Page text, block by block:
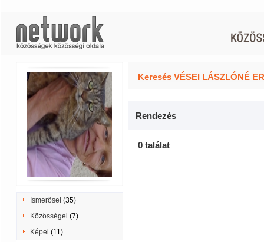
Ismerősei (35)
Közösségei (7)
Képei (11)
Keresés VÉSEI LÁSZLÓNÉ
Rendezés
0 találat